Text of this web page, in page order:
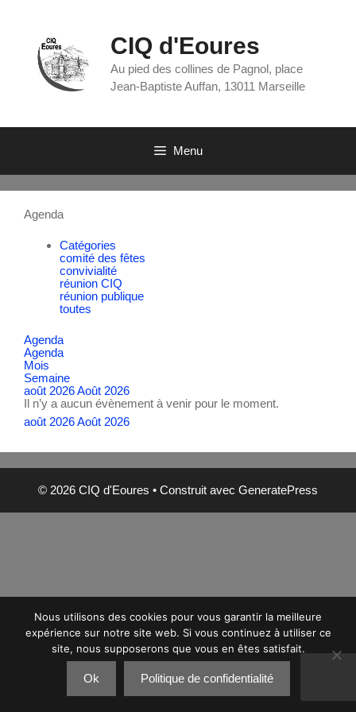
CIQ d'Eoures
Au pied des collines de Pagnol, place
Jean-Baptiste Auffan, 13011 Marseille
Menu
Agenda
Catégories
comité des fêtes
convivialité
réunion CIQ
réunion publique
toutes
Agenda
Agenda
Mois
Semaine
août 2026Août 2026
Il n’y a aucun évènement à venir pour le moment.
août 2026Août 2026
© 2026 CIQ d'Eoures • Construit avec GeneratePress
Nous utilisons des cookies pour vous garantir la meilleure
expérience sur notre site web. Si vous continuez à utiliser ce
site, nous supposerons que vous en êtes satisfait.
Ok Politique de confidentialité